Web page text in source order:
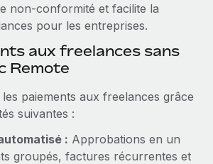
notable du conseil en matière de
internationale, encourage les...
non‑conformité et facilite la
pour les entreprises.
aux freelances sans
Remote
les paiements aux freelances grâce
suivantes :
: Approbations en un
groupés, factures récurrentes et